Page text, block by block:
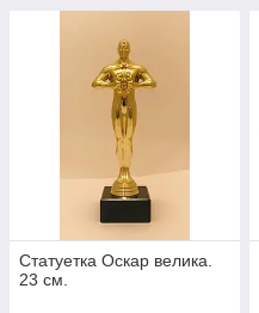
Статуетка Оскар велика.
23 см.